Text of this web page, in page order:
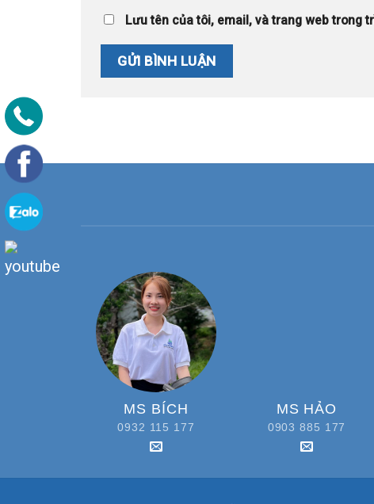
Lưu tên của tôi, email, và trang web trong
MS BÍCH
0932 115 177
MS HẢO
0903 885 177